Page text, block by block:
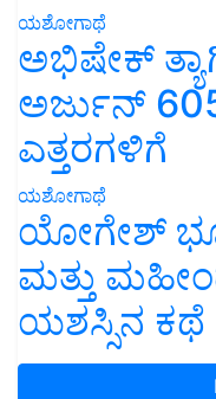
ಯಶೋಗಾಥೆ
ಅಭಿಷೇಕ್
ಅರ್ಜುನ್
ಎತ್ತರಗಳಿಗೆ
ಯಶೋಗಾಥೆ
ಯೋಗೇಶ್
ಮತ್ತು
ಯಶಸ್ಸಿನ ಕಥೆ